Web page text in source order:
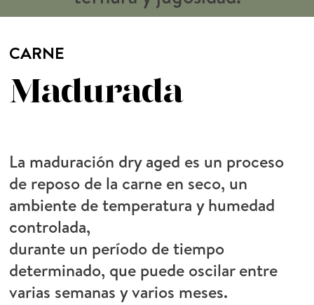
CARNE
Madurada
La maduración dry aged es un proceso
de reposo de la carne en seco, un
ambiente de temperatura y humedad
controlada,
durante un período de tiempo
determinado, que puede oscilar entre
varias semanas y varios meses.